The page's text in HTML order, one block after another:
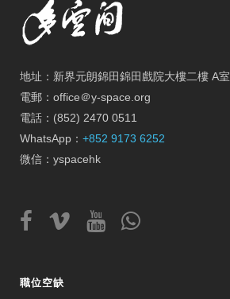
地址：新界元朗錦田錦田戲院大樓二樓 A室
電郵：office＠y-space.org
電話：(852) 2470 0511
WhatsApp： +852 9173 6252
微信：yspacehk
職位空缺